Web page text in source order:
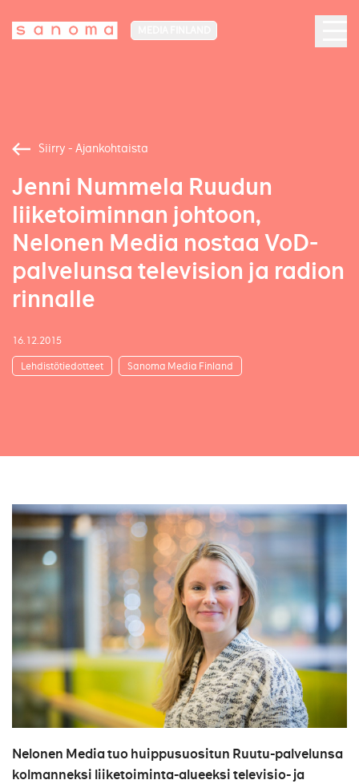
Siirry - Ajankohtaista
Jenni Nummela Ruudun
liiketoiminnan johtoon,
Nelonen Media nostaa VoD-
palvelunsa television ja radion
rinnalle
16.12.2015
Lehdistötiedotteet Sanoma Media Finland
Nelonen Media tuo huippusuositun Ruutu-palvelunsa
kolmanneksi liiketoiminta-alueeksi televisio- ja